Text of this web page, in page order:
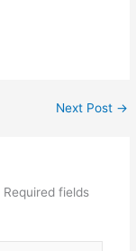
Next Post →
Required fields